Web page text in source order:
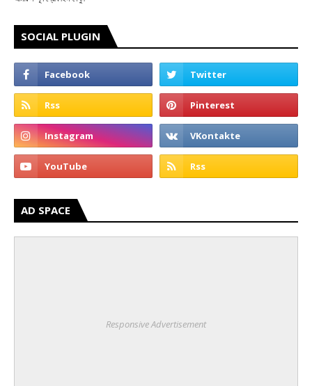
SOCIAL PLUGIN
AD SPACE
Responsive Advertisement